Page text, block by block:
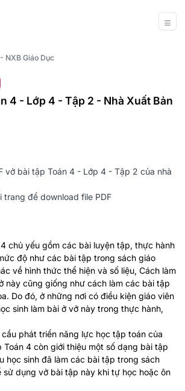
NXB Giáo Dục
4 - Lớp 4 - Tập 2 - Nhà Xuất Bản
vở bài tập Toán 4 - Lớp 4 - Tập 2 của nhà
trang để download file PDF
chủ yếu gồm các bài luyện tập, thực hành
độ như các bài tập trong sách giáo
về hình thức thể hiện và số liệu, Cách làm
này cũng giống như cách làm các bài tập
Do đó, ở những nơi có điều kiện giáo viên
sinh làm bài ở vở này trong thực hành,
phát triển năng lực học tập toán của
Toán 4 còn giới thiệu một số dạng bài tập
học sinh đã làm các bài tập trong sách
sử dụng vở bài tập này khi tự học hoặc ôn